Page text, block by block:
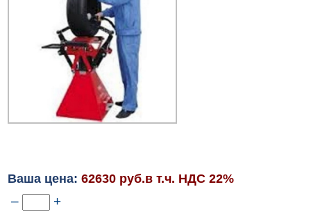
Ваша цена: 62630 руб.в т.ч. НДС 22%
– +